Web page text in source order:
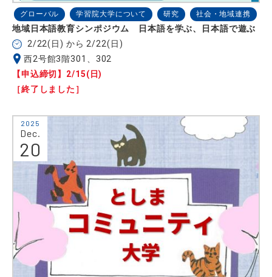
グローバル 学習院大学について 研究 社会・地域連携
地域日本語教育シンポジウム 日本語を学ぶ、日本語で遊ぶ
2/22(日) から 2/22(日)
西2号館3階301、302
【申込締切】2/15(日)
［終了しました］
2025
Dec.
20